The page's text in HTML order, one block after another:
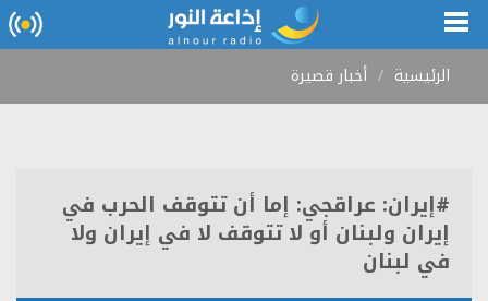
الرئيسية أخبار قصيرة
#إيران: عراقجي: إما أن تتوقف الحرب في
إيران ولبنان أو لا تتوقف لا في إيران ولا
في لبنان